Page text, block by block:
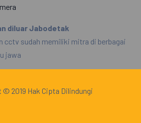
diluar Jabodetak
cctv sudah memiliki mitra di berbagai
jawa
© 2019 Hak Cipta Dilindungi